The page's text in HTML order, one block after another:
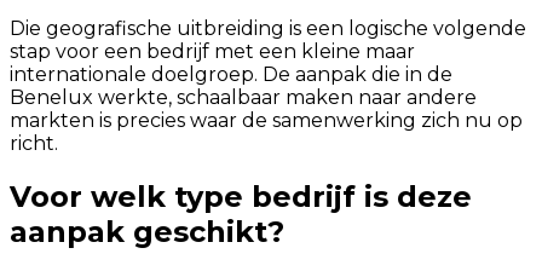
Die geografische uitbreiding is een logische volgende
stap voor een bedrijf met een kleine maar
internationale doelgroep. De aanpak die in de
Benelux werkte, schaalbaar maken naar andere
markten is precies waar de samenwerking zich nu op
richt.
Voor welk type bedrijf is deze
aanpak geschikt?